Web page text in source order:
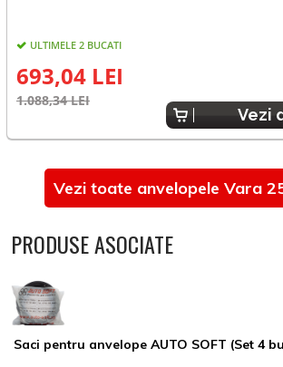
ULTIMELE 2 BUCATI
693,04 LEI
1.088,34 LEI
Vezi
Vezi toate anvelopele Vara
PRODUSE ASOCIATE
Saci pentru anvelope AUTO SOFT (Set 4